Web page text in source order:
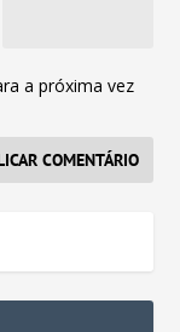
a próxima vez